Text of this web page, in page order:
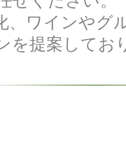
、ワインやグ
を提案してお